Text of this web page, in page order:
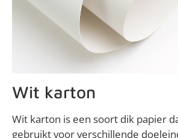
Wit karton
Wit karton is een soort dik papier
gebruikt voor verschillende